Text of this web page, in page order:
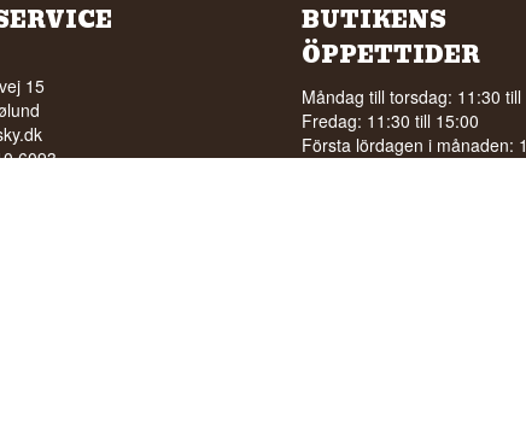
15
6093
BUTIKENS
ÖPPETTIDER
Måndag till torsdag: 11:30 till
Fredag: 11:30 till 15:00
Första lördagen i månaden: